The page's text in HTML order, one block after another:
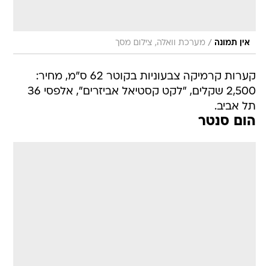
אין תמונה / מערכת וואלה, צילום מסך
קערות קרמיקה צבעוניות בקוטר 62 ס"מ, מחיר:
2,500 שקלים, "לקט קסטיאל אביזרים", אלפסי 36
תל אביב.
הום סנטר